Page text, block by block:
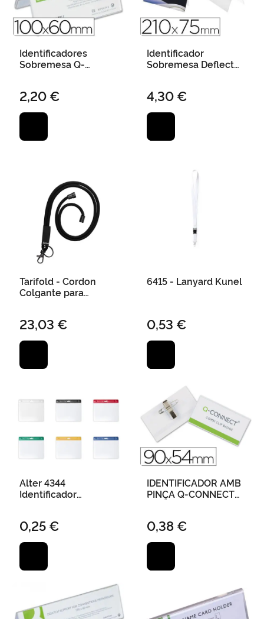
Identificadores
Sobremesa Q-
Ref. 5729
2,20 €
Identificador
Sobremesa Deflecto
Flexible Horizontal
4,30 €
Tarifold - Cordon
Colgante para
Mosqueton 43 cm
Unidades.
23,03 €
6415 - Lanyard Kunel
0,53 €
Alter 4344
Identificador
0,25 €
IDENTIFICADOR AMB
PINÇA Q-CONNECT
0,38 €